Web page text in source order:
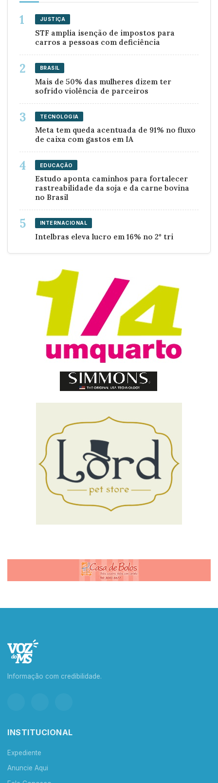
JUSTIÇA
STF amplia isenção de impostos para
carros a pessoas com deficiência
BRASIL
Mais de 50% das mulheres dizem ter
sofrido violência de parceiros
TECNOLOGIA
Meta tem queda acentuada de 91% no fluxo
de caixa com gastos em IA
EDUCAÇÃO
Estudo aponta caminhos para fortalecer
rastreabilidade da soja e da carne bovina
no Brasil
INTERNACIONAL
Intelbras eleva lucro em 16% no 2º tri
Informação com credibilidade.
INSTITUCIONAL
Expediente
Anuncie Aqui